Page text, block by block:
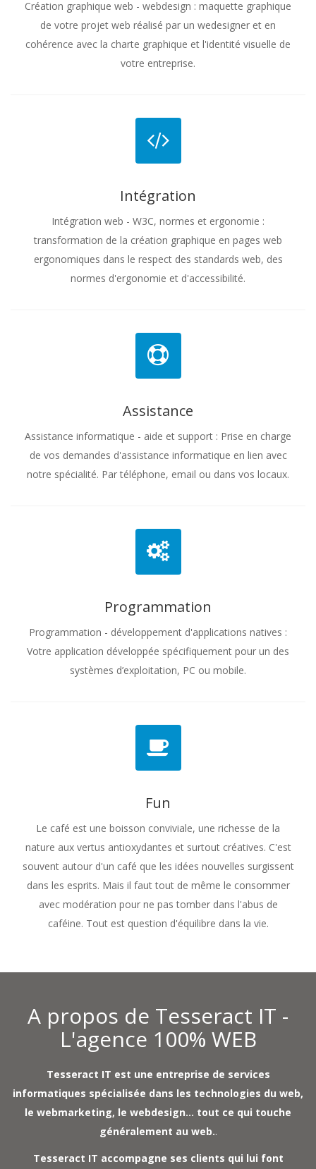
Création graphique web - webdesign : maquette graphique
de votre projet web réalisé par un wedesigner et en
cohérence avec la charte graphique et l'identité visuelle de
votre entreprise.
Intégration
Intégration web - W3C, normes et ergonomie :
transformation de la création graphique en pages web
ergonomiques dans le respect des standards web, des
normes d'ergonomie et d'accessibilité.
Assistance
Assistance informatique - aide et support : Prise en charge
de vos demandes d'assistance informatique en lien avec
notre spécialité. Par téléphone, email ou dans vos locaux.
Programmation
Programmation - développement d'applications natives :
Votre application développée spécifiquement pour un des
systèmes d’exploitation, PC ou mobile.
Fun
Le café est une boisson conviviale, une richesse de la
nature aux vertus antioxydantes et surtout créatives. C'est
souvent autour d'un café que les idées nouvelles surgissent
dans les esprits. Mais il faut tout de même le consommer
avec modération pour ne pas tomber dans l'abus de
caféine. Tout est question d'équilibre dans la vie.
A propos de Tesseract IT -
L'agence 100% WEB
Tesseract IT est une entreprise de services
informatiques spécialisée dans les technologies du web,
le webmarketing, le webdesign... tout ce qui touche
généralement au web..
Tesseract IT accompagne ses clients qui lui font